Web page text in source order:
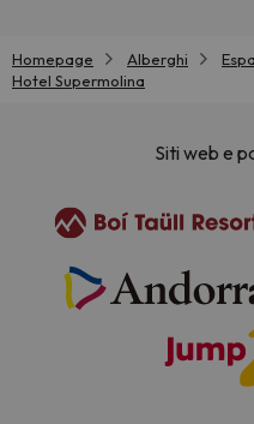
Homepage Alberghi
Hotel Supermolina
Siti web e